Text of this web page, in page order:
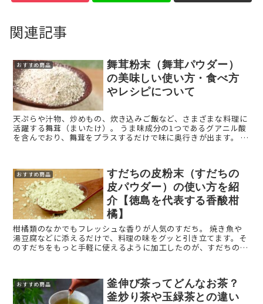
関連記事
おすすめ商品
舞茸粉末（舞茸パウダー）
の美味しい使い方・食べ方
やレシピについて
天ぷらや汁物、炒めもの、炊き込みご飯など、さまざまな料理に
活躍する舞茸（まいたけ）。 うま味成分の1つであるグアニル酸
を含んでおり、舞茸をプラスするだけで味に奥行きが出ます。 今
おすすめ商品
すだちの皮粉末（すだちの
皮パウダー）の使い方を紹
介【徳島を代表する香酸柑
橘】
柑橘類のなかでもフレッシュな香りが人気のすだち。 焼き魚や
湯豆腐などに添えるだけで、料理の味をグッと引き立てます。そ
のすだちをもっと手軽に使えるように加工したのが、すだちの皮
おすすめ商品
釜伸び茶ってどんなお茶？
釜炒り茶や玉緑茶との違い